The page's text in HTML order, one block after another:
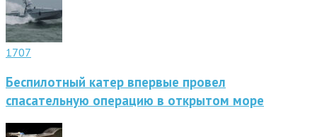
1707
Беспилотный катер впервые провел
спасательную операцию в открытом море